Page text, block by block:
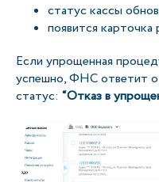
статус кассы
появится карточка
Если упрощенная
успешно, ФНС ответит
статус: “Отказ в